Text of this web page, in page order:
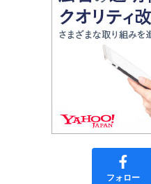
フォロー